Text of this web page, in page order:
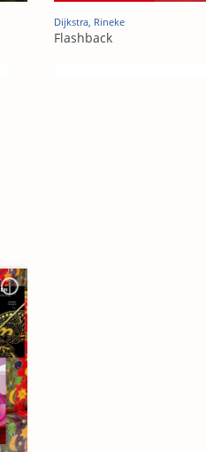
Dijkstra, Rineke
Flashback